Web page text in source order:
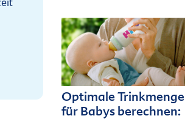
Optimale Trinkmenge
für Babys berechnen: